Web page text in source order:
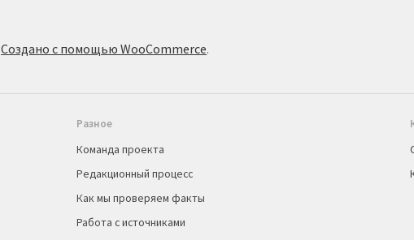
Создано с помощью WooCommerce.
Разное
Команда проекта
Редакционный процесс
Как мы проверяем факты
Работа с источниками